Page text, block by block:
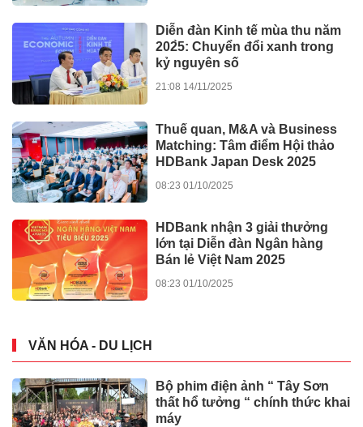
Diễn đàn Kinh tế mùa thu năm
202̀5: Chuyển đổi xanh trong
kỷ nguyên số
21:08 14/11/2025
Thuế quan, M&A và Business
Matching: Tâm điểm Hội thảo
HDBank Japan Desk 2025
08:23 01/10/2025
HDBank nhận 3 giải thưởng
lớn tại Diễn đàn Ngân hàng
Bán lẻ Việt Nam 2025
08:23 01/10/2025
VĂN HÓA - DU LỊCH
Bộ phim điện ảnh “ Tây Sơn
thất hổ tưởng “ chính thức khai
máy